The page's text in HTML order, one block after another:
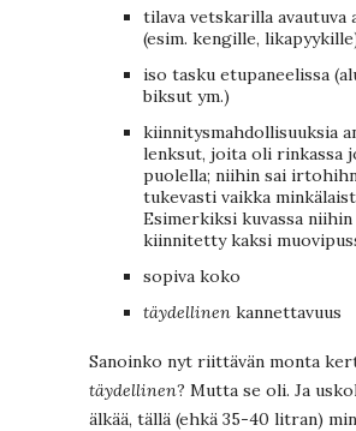
tilava vetskarilla avautuva
(esim. kengille,
iso tasku etupaneelissa
biksut ym.)
kiinnitysmahdollisuuksia
lenksut, joita oli rinkassa
puolella; niihin sai
tukevasti vaikka
Esimerkiksi kuvassa
kiinnitetty kaksi
sopiva koko
täydellinen kannettavuus
Sanoinko nyt riittävän monta
täydellinen? Mutta se oli. Ja
älkää, tällä (ehkä 35-40 litran)